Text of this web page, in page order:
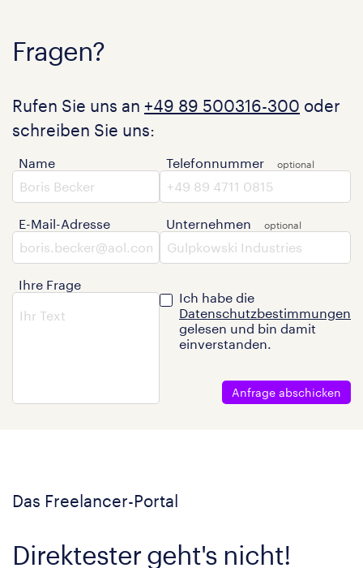
Fragen?
Rufen Sie uns an +49 89 500316-300 oder
schreiben Sie uns:
Name
E-Mail-Adresse
Ihre Frage
Telefonnummer
Unternehmen
Ich habe die
Datenschutzbestimmungen
gelesen und bin damit
einverstanden.
Anfrage abschicken
Das Freelancer-Portal
Direktester geht's nicht!